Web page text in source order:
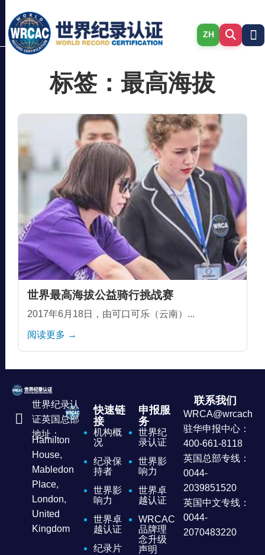
ZH
标签：最高海拔
世界最高海拔公益骑行挑战赛
2017年6月18日，由可口可乐（云南）...
阅读更多 →
世界纪录认
证英国总部
地址：
Hamilton
House,
Mabledon
Place,
London,
United
Kingdom
快速链
接
机构概
况
纪录保
持者
世界影
响力
世界卓
越认证
纪录片
申报服
务
世界纪
录认证
世界影
响力
世界卓
越认证
WRCAC
品牌理
念升级
声明
联系我们
驻华申报中心：
400-661-8118
英国总部专线：
0044-
2039851520
英国中文专线：
0044-
2070483220